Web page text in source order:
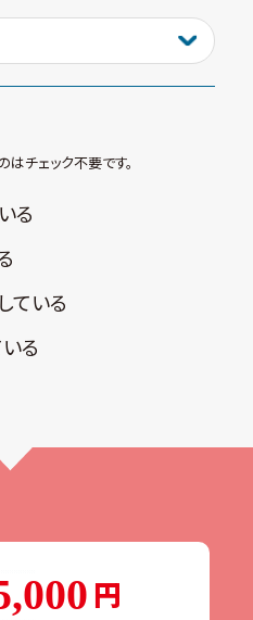
チェック不要です。
る
ている
る